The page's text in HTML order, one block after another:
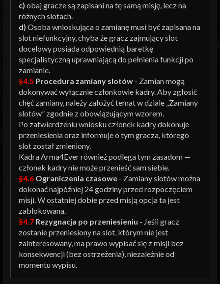
c) obaj gracze są zapisani na tę samą misję, lecz na
różnych slotach.
d) Osoba wnioskująca o zamianę musi być zapisana na
slot niefunkcyjny, chyba że gracz zajmujący slot
docelowy posiada odpowiednią baretkę
specjalistyczną uprawniającą do pełnienia funkcji po
zamianie.
§4.5 Procedura zamiany slotów - Zamian mogą
dokonywać wyłącznie członkowie kadry. Aby zgłosić
chęć zamiany, należy założyć temat w dziale „Zamiany
slotów” zgodnie z obowiązującym wzorem.
Po zatwierdzeniu wniosku członek kadry dokonuje
przeniesienia oraz informuje o tym gracza, którego
slot został zmieniony.
Kadra Arma4Ever również podlega tym zasadom —
członek kadry nie może przenieść sam siebie.
§4.6 Ograniczenia czasowe - Zamiany slotów można
dokonać najpóźniej 24 godziny przed rozpoczęciem
misji. W ostatniej dobie przed misją opcja ta jest
zablokowana.
§4.7 Rezygnacja po przeniesieniu - Jeśli gracz
zostanie przeniesiony na slot, którym nie jest
zainteresowany, ma prawo wypisać się z misji bez
konsekwencji (bez ostrzeżenia), niezależnie od
momentu wypisu.